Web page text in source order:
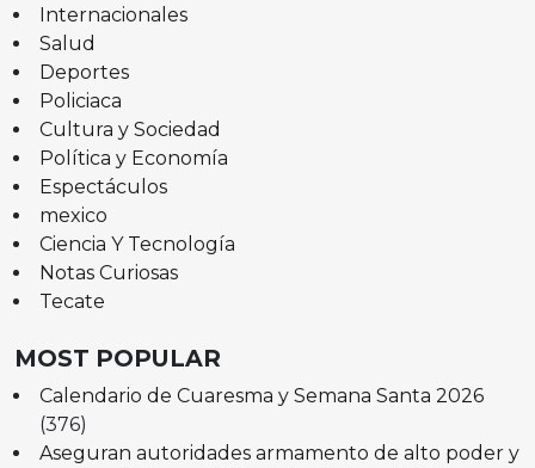
Internacionales
Salud
Deportes
Policiaca
Cultura y Sociedad
Política y Economía
Espectáculos
mexico
Ciencia Y Tecnología
Notas Curiosas
Tecate
MOST POPULAR
Calendario de Cuaresma y Semana Santa 2026
(376)
Aseguran autoridades armamento de alto poder y